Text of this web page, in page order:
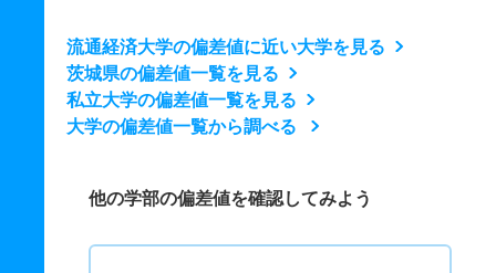
流通経済大学の偏差値に近い大学を見る
茨城県の偏差値一覧を見る
私立大学の偏差値一覧を見る
大学の偏差値一覧から調べる
他の学部の偏差値を確認してみよう